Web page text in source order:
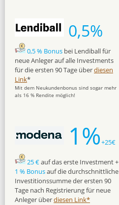
0,5%
0,5 % Bonus bei Lendiball für
neue Anleger auf alle Investments
für die ersten 90 Tage überdiesen
Link*
Mit dem Neukundenbonus sind sogar mehr
als 16 % Rendite möglich!
1%+25€
25 €auf das erste Investment +
1 % Bonusauf die durchschnittliche
Investitionssumme der ersten 90
Tage nach Registrierung für neue
Anleger überdiesen Link*